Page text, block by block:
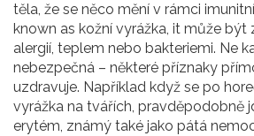
těla, že se něco mění v rámci
known as kožní vyrážka, it může být
alergií, teplem nebo bakteriemi. Ne
nebezpečná – některé příznaky
uzdravuje. Například když se po
vyrážka na tvářích, pravděpodobně
erytém, známý také jako pátá